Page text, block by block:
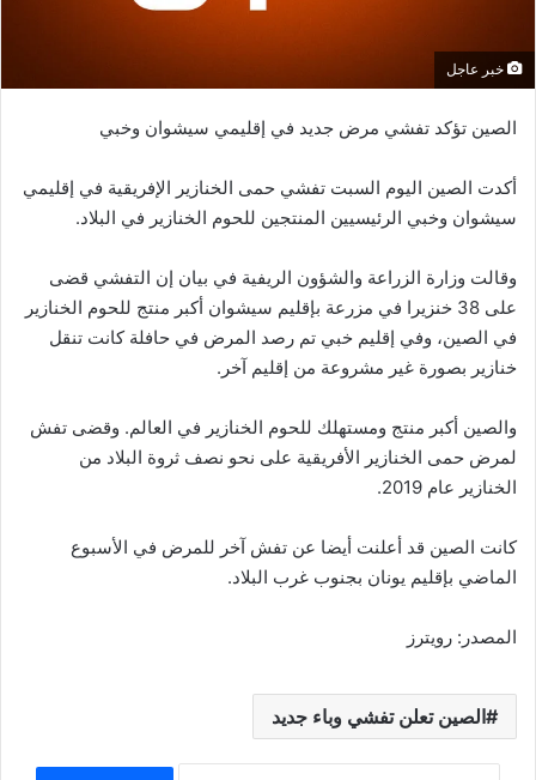
خبر عاجل
الصين تؤكد تفشي مرض جديد في إقليمي سيشوان وخبي
أكدت الصين اليوم السبت تفشي حمى الخنازير الإفريقية في إقليمي
سيشوان وخبي الرئيسيين المنتجين للحوم الخنازير في البلاد.
وقالت وزارة الزراعة والشؤون الريفية في بيان إن التفشي قضى
على 38 خنزيرا في مزرعة بإقليم سيشوان أكبر منتج للحوم الخنازير
في الصين، وفي إقليم خبي تم رصد المرض في حافلة كانت تنقل
خنازير بصورة غير مشروعة من إقليم آخر.
والصين أكبر منتج ومستهلك للحوم الخنازير في العالم. وقضى تفش
لمرض حمى الخنازير الأفريقية على نحو نصف ثروة البلاد من
الخنازير عام 2019.
كانت الصين قد أعلنت أيضا عن تفش آخر للمرض في الأسبوع
الماضي بإقليم يونان بجنوب غرب البلاد.
المصدر: رويترز
الصين تعلن تفشي وباء جديد